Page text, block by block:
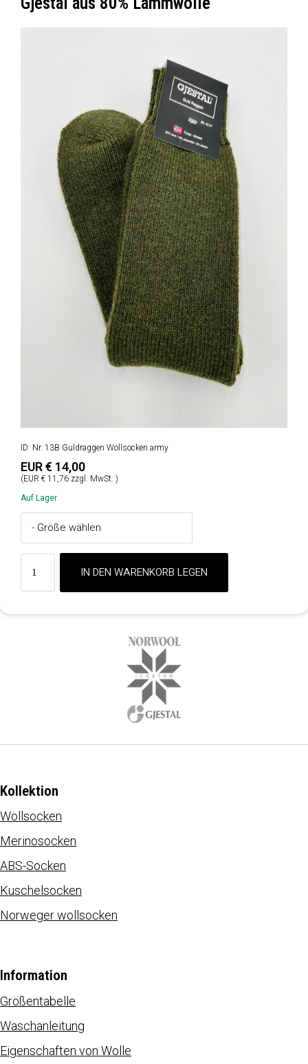
ID: Nr. 13B Guldraggen Wollsocken army
EUR € 14,00
(EUR € 11,76 zzgl. MwSt. )
Auf Lager
Kollektion
Wollsocken
Merinosocken
ABS-Socken
Kuschelsocken
Norweger wollsocken
Information
Größentabelle
Waschanleitung
Eigenschaften von Wolle